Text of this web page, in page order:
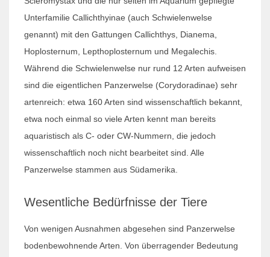
Unterfamilie Callichthyinae (auch Schwielenwelse
genannt) mit den Gattungen Callichthys, Dianema,
Hoplosternum, Lepthoplosternum und Megalechis.
Während die Schwielenwelse nur rund 12 Arten aufweisen
sind die eigentlichen Panzerwelse (Corydoradinae) sehr
artenreich: etwa 160 Arten sind wissenschaftlich bekannt,
etwa noch einmal so viele Arten kennt man bereits
aquaristisch als C- oder CW-Nummern, die jedoch
wissenschaftlich noch nicht bearbeitet sind. Alle
Panzerwelse stammen aus Südamerika.
Wesentliche Bedürfnisse der Tiere
Von wenigen Ausnahmen abgesehen sind Panzerwelse
bodenbewohnende Arten. Von überragender Bedeutung